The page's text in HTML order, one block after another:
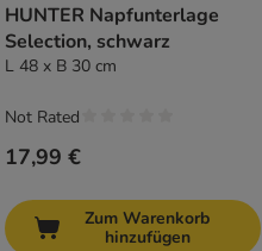
HUNTER Napfunterlage
Selection, schwarz
L 48 x B 30 cm
17,99 €
Not Rated
Zum Warenkorb
hinzufügen